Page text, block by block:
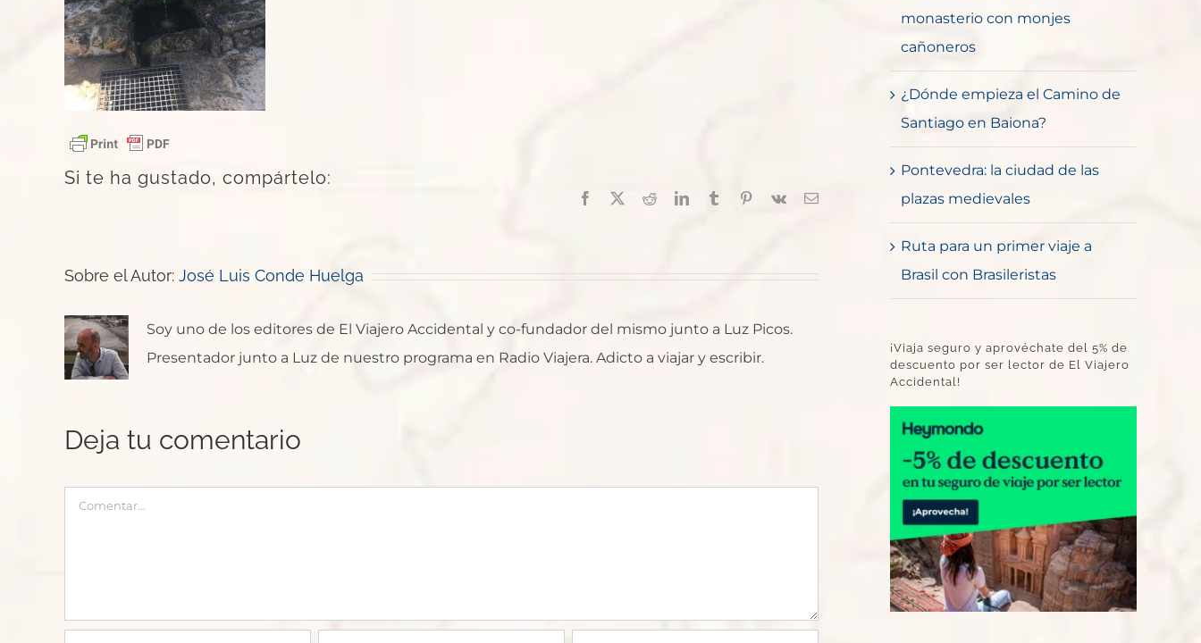
Si te ha gustado, compártelo:
Facebook RedditLinkedInTumblr Pinterest
Vk
Correo
Sobre el Autor: José Luis Conde Huelga
Soy uno de los editores de El Viajero Accidental y co-fundador del mismo junto a Luz Picos.
Presentador junto a Luz de nuestro programa en Radio Viajera. Adicto a viajar y escribir.
Deja tu comentario
Comentar
monasterio con monjes
cañoneros
¿Dónde empieza el Camino de
Santiago en Baiona?
Pontevedra: la ciudad de las
plazas medievales
Ruta para un primer viaje a
Brasil con Brasileristas
¡Viaja seguro y aprovéchate del 5% de
descuento por ser lector de El Viajero
Accidental!